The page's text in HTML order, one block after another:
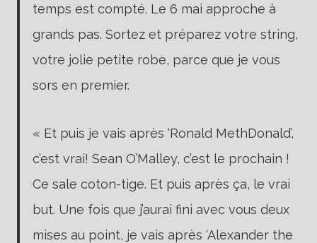
temps est compté. Le 6 mai approche à
grands pas. Sortez et préparez votre string,
votre jolie petite robe, parce que je vous
sors en premier.
« Et puis je vais après ‘Ronald MethDonald’,
c’est vrai! Sean O’Malley, c’est le prochain !
Ce sale coton-tige. Et puis après ça, le vrai
but. Une fois que j’aurai fini avec vous deux
mises au point, je vais après ‘Alexander the